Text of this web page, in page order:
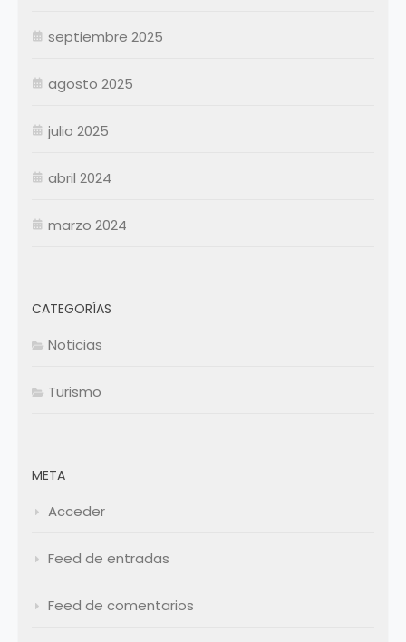
Resumen Permanentes
Resumen Permanentes
septiembre 2025
agosto 2025
julio 2025
abril 2024
marzo 2024
CATEGORÍAS
Noticias
Turismo
META
Acceder
Feed de entradas
Feed de comentarios